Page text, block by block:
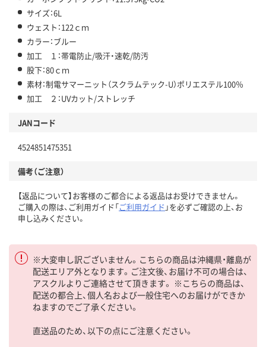
サイズ：6L
ウェスト：122ｃｍ
カラー：ブルー
加工 １：帯電防止/吸汗・速乾/防汚
股下：80ｃｍ
素材：制電サマーニット（スクラムテック-U）ポリエステル100％
加工 ２：UVカット/ストレッチ
JANコード
4524851475351
備考（ご注意）
【返品について】お客様のご都合による返品はお受けできません。
ご購入の際は、ご利用ガイド「ご利用ガイド 」を必ずご確認の上、お
申し込みください。
※大変申し訳ございません。こちらの商品は沖縄県・離島が
配送エリア外となります。ご注文後、お届け不可の場合は、
アスクルよりご連絡させて頂きます。 ※こちらの商品は、
配送の都合上、個人名および一般住宅へのお届けができか
ねますのでご了承ください。
直送品のため、以下の点にご注意ください。